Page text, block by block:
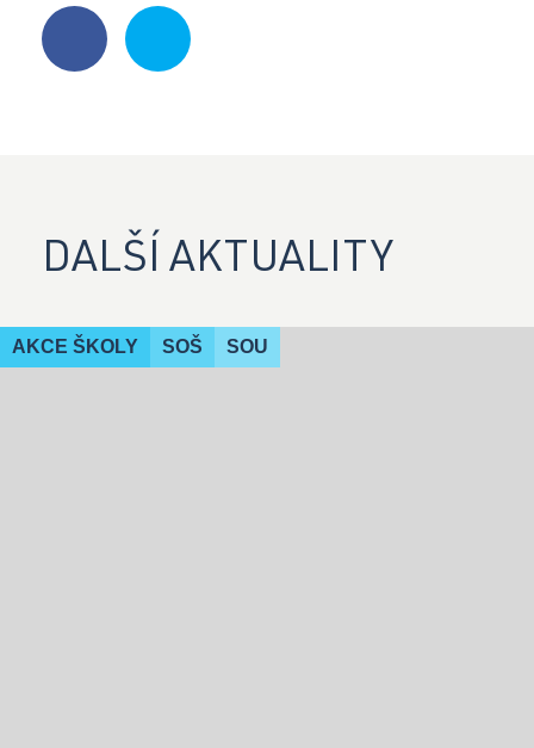
DALŠÍ AKTUALITY
AKCE ŠKOLY SOŠ SOU